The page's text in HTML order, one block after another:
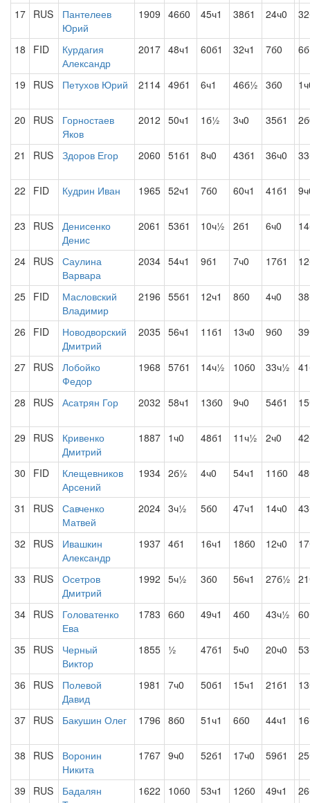
17 RUS
Пантелеев
Юрий
1909 46б0 45ч1 38б1 24ч0
18 FID
Курдагия
Александр
2017 48ч1 60б1 32ч1 7б0
19 RUS Петухов Юрий 2114 49б1 6ч1 46б½ 3б0
20 RUS
Горностаев
Яков
2012 50ч1 1б½ 3ч0 35б1
21 RUS Здоров Егор 2060 51б1 8ч0 43б1 36ч0
22 FID Кудрин Иван 1965 52ч1 7б0 60ч1 41б1
23 RUS
Денисенко
Денис
2061 53б1 10ч½ 2б1 6ч0
24 RUS
Саулина
Варвара
2034 54ч1 9б1 7ч0 17б1
25 FID
Масловский
Владимир
2196 55б1 12ч1 8б0 4ч0
26 FID
Новодворский
Дмитрий
2035 56ч1 11б1 13ч0 9б0
27 RUS
Лобойко
Федор
1968 57б1 14ч½ 10б0 33ч½
28 RUS Асатрян Гор 2032 58ч1 13б0 9ч0 54б1
29 RUS
Кривенко
Дмитрий
1887 1ч0 48б1 11ч½ 2ч0
30 FID
Клещевников
Арсений
1934 2б½ 4ч0 54ч1 11б0
31 RUS
Савченко
Матвей
2024 3ч½ 5б0 47ч1 14ч0
32 RUS
Ивашкин
Александр
1937 4б1 16ч1 18б0 12ч0
33 RUS
Осетров
Дмитрий
1992 5ч½ 3б0 56ч1 27б½
34 RUS
Головатенко
Ева
1783 6б0 49ч1 4б0 43ч½
35 RUS
Черный
Виктор
1855 ½ 47б1 5ч0 20ч0
36 RUS
Полевой
Давид
1981 7ч0 50б1 15ч1 21б1
37 RUS Бакушин Олег 1796 8б0 51ч1 6б0 44ч1
38 RUS
Воронин
Никита
1767 9ч0 52б1 17ч0 59б1
39 RUS
Бадалян
1622 10б0 53ч1 12б0 49ч1